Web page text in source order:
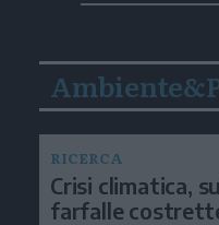
RICERCA
Crisi climatica,
farfalle